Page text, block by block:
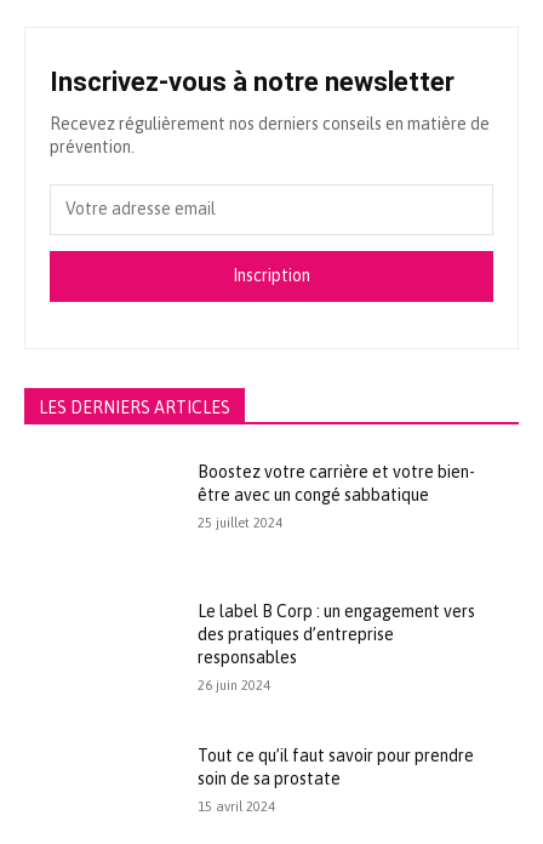
Inscrivez-vous à notre newsletter
Recevez régulièrement nos derniers conseils en matière de
prévention.
Inscription
LES DERNIERS ARTICLES
Boostez votre carrière et votre bien-
être avec un congé sabbatique
25 juillet 2024
Le label B Corp : un engagement vers
des pratiques d’entreprise
responsables
26 juin 2024
Tout ce qu’il faut savoir pour prendre
soin de sa prostate
15 avril 2024